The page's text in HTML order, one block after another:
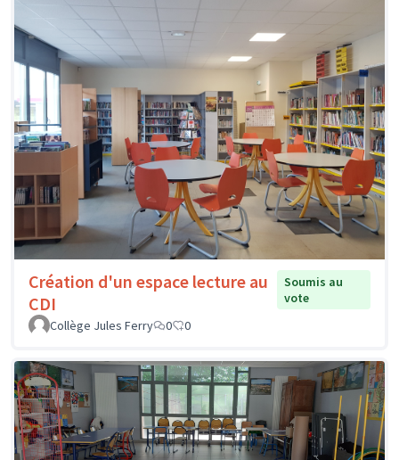
Création d'un espace lecture au
CDI
Soumis au
vote
Collège Jules Ferry
0 0